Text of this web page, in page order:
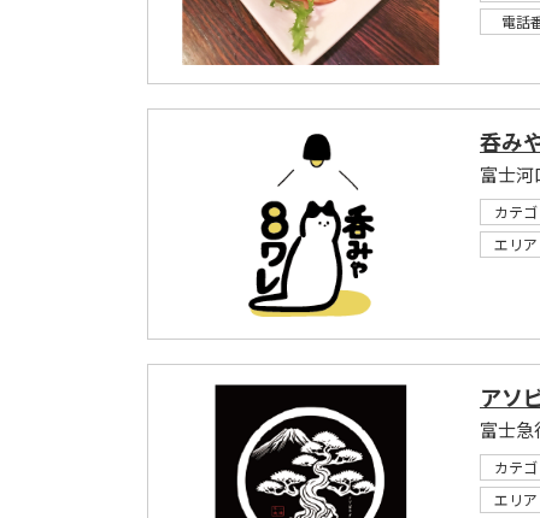
電話
呑み
富士
カテ
エリ
アソ
富士
カテ
エリ